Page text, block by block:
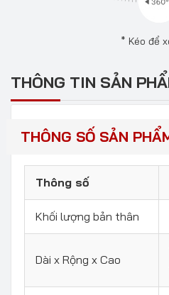
* Kéo để
THÔNG TIN SẢN
THÔNG SỐ SẢN
Thông số
Khối lượng bản thân
Dài x Rộng x Cao